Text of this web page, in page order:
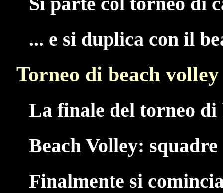
... e si duplica con il
Torneo di beach volley
La finale del torneo di
Beach Volley:
Finalmente si